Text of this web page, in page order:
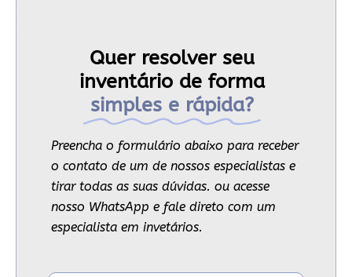
Quer resolver seu
inventário de forma
simples e rápida?
Preencha o formulário abaixo para receber
o contato de um de nossos especialistas e
tirar todas as suas dúvidas. ou acesse
nosso WhatsApp e fale direto com um
especialista em invetários.